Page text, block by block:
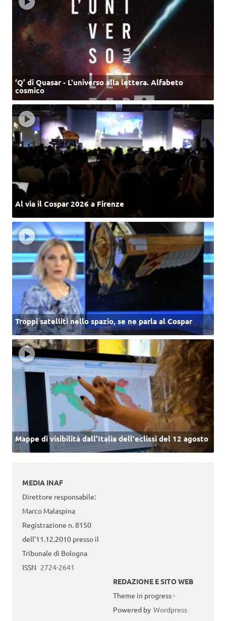
‘Q’ di Quasar - L'universo alla lettera. Alfabeto
cosmico
Al via il Cospar 2026 a Firenze
Troppi satelliti nello spazio, se ne parla al Cospar
Mappe di visibilità dall’Italia dell'eclissi del 12 agosto
MEDIA INAF
Direttore responsabile:
Marco Malaspina
Registrazione n. 8150
dell’11.12.2010 presso il
Tribunale di Bologna
ISSN 2724-2641
REDAZIONE E SITO WEB
Theme in progress -
Powered by Wordpress